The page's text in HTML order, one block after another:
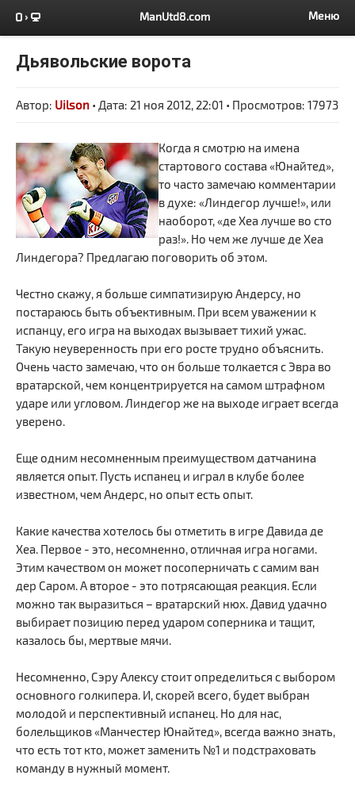
ManUtd8.com Меню
Дьявольские ворота
Автор: Uilson • Дата: 21 ноя 2012, 22:01 • Просмотров: 17973
Когда я смотрю на имена
стартового состава «Юнайтед»,
то часто замечаю комментарии
в духе: «Линдегор лучше!», или
наоборот, «де Хеа лучше во сто
раз!». Но чем же лучше де Хеа
Линдегора? Предлагаю поговорить об этом.
Честно скажу, я больше симпатизирую Андерсу, но
постараюсь быть объективным. При всем уважении к
испанцу, его игра на выходах вызывает тихий ужас.
Такую неуверенность при его росте трудно объяснить.
Очень часто замечаю, что он больше толкается с Эвра во
вратарской, чем концентрируется на самом штрафном
ударе или угловом. Линдегор же на выходе играет всегда
уверено.
Еще одним несомненным преимуществом датчанина
является опыт. Пусть испанец и играл в клубе более
известном, чем Андерс, но опыт есть опыт.
Какие качества хотелось бы отметить в игре Давида де
Хеа. Первое - это, несомненно, отличная игра ногами.
Этим качеством он может посоперничать с самим ван
дер Саром. А второе - это потрясающая реакция. Если
можно так выразиться – вратарский нюх. Давид удачно
выбирает позицию перед ударом соперника и тащит,
казалось бы, мертвые мячи.
Несомненно, Сэру Алексу стоит определиться с выбором
основного голкипера. И, скорей всего, будет выбран
молодой и перспективный испанец. Но для нас,
болельщиков «Манчестер Юнайтед», всегда важно знать,
что есть тот кто, может заменить №1 и подстраховать
команду в нужный момент.